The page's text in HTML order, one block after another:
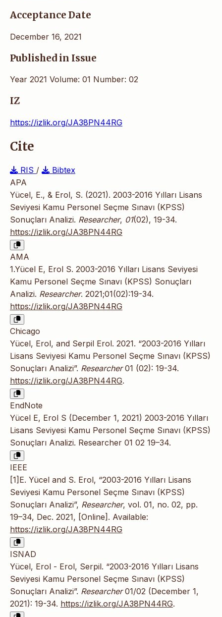
Acceptance Date
December 16, 2021
Published in Issue
Year 2021 Volume: 01 Number: 02
IZ
https://izlik.org/JA38PN44RG
Cite
RIS /
Bibtex
APA
Yücel, E., & Erol, S. (2021). 2003-2016 Yılları Lisans
Seviyesi Kamu Personel Seçme Sınavı (KPSS)
Sonuçları Analizi. Researcher, 01(02), 19-34.
https://izlik.org/JA38PN44RG
AMA
1.Yücel E, Erol S. 2003-2016 Yılları Lisans Seviyesi
Kamu Personel Seçme Sınavı (KPSS) Sonuçları
Analizi. Researcher. 2021;01(02):19-34.
https://izlik.org/JA38PN44RG
Chicago
Yücel, Erol, and Serpil Erol. 2021. “2003-2016 Yılları
Lisans Seviyesi Kamu Personel Seçme Sınavı (KPSS)
Sonuçları Analizi”. Researcher01 (02): 19-34.
https://izlik.org/JA38PN44RG.
EndNote
Yücel E, Erol S (December 1, 2021) 2003-2016 Yılları
Lisans Seviyesi Kamu Personel Seçme Sınavı (KPSS)
Sonuçları Analizi. Researcher 01 02 19–34.
IEEE
[1]E. Yücel and S. Erol, “2003-2016 Yılları Lisans
Seviyesi Kamu Personel Seçme Sınavı (KPSS)
Sonuçları Analizi”, Researcher, vol. 01, no. 02, pp.
19–34, Dec. 2021, [Online]. Available:
https://izlik.org/JA38PN44RG
ISNAD
Yücel, Erol - Erol, Serpil. “2003-2016 Yılları Lisans
Seviyesi Kamu Personel Seçme Sınavı (KPSS)
Sonuçları Analizi”. Researcher01/02 (December 1,
2021): 19-34. https://izlik.org/JA38PN44RG.